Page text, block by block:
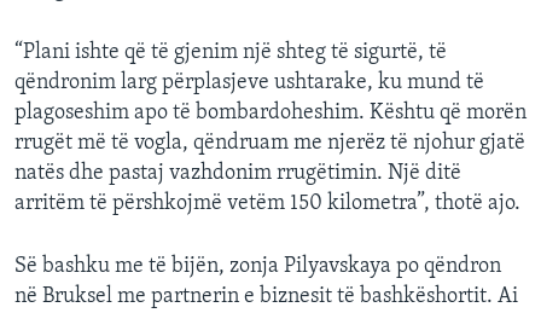
“Plani ishte që të gjenim një shteg të sigurtë, të
qëndronim larg përplasjeve ushtarake, ku mund të
plagoseshim apo të bombardoheshim. Kështu që morën
rrugët më të vogla, qëndruam me njerëz të njohur gjatë
natës dhe pastaj vazhdonim rrugëtimin. Një ditë
arritëm të përshkojmë vetëm 150 kilometra”, thotë ajo.
Së bashku me të bijën, zonja Pilyavskaya po qëndron
në Bruksel me partnerin e biznesit të bashkëshortit. Ai